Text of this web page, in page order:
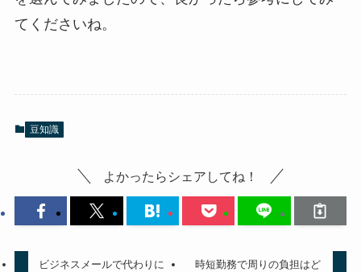
てくださいね。
豆知識
よかったらシェアしてね！
ビジネスメールで代わりに
時短勤務で周りの負担はど